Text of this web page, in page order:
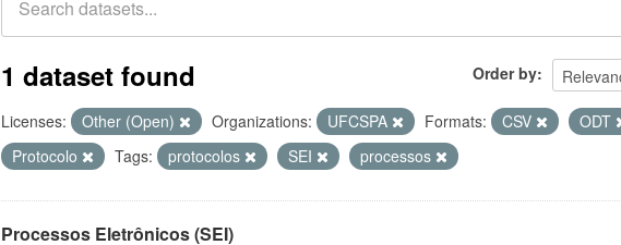
Order by
1 dataset found
Licenses: Other (Open) Organizations: UFCSPA Formats: CSV ODT
Protocolo
Tags: protocolos SEI processos
Processos Eletrônicos (SEI)